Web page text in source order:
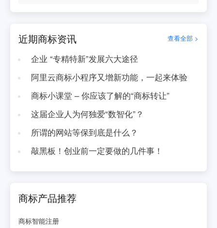
近期商标资讯 查看全部 >
企业 “专精特新”发展六大途径
阿里云商标小程序又增新功能，一起来体验
商标小课堂 – 你应该了解的“商标转让”
这届企业人为何独爱“数智化”？
所谓的网站等保到底是什么？
敲黑板！创业前一定要做的几件事！
商标产品推荐
商标智能注册